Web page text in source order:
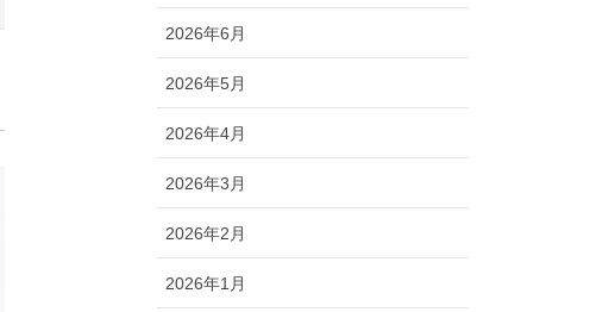
2026年6月
2026年5月
2026年4月
2026年3月
2026年2月
2026年1月